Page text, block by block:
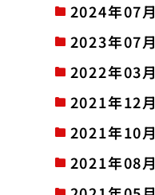
2024年07月
2023年07月
2022年03月
2021年12月
2021年10月
2021年08月